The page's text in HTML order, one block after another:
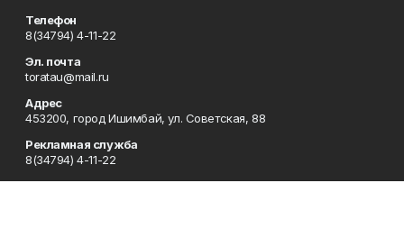
Телефон
8(34794) 4-11-22
Эл. почта
toratau@mail.ru
Адрес
453200, город Ишимбай, ул. Советская, 88
Рекламная служба
8(34794) 4-11-22